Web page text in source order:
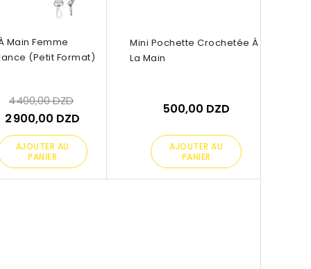
Main Femme
(petit Format)
4 400,00 DZD
2 900,00 DZD
AJOUTER AU
PANIER
Mini Pochette Crochetée À
La Main
500,00 DZD
AJOUTER AU
PANIER